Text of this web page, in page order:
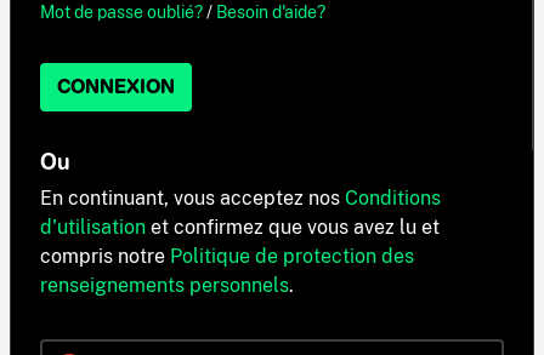
Mot de passe oublié?/ Besoin d'aide?
CONNEXION
Ou
En continuant, vous acceptez nos Conditions
d'utilisation et confirmez que vous avez lu et
compris notre Politique de protection des
renseignements personnels.